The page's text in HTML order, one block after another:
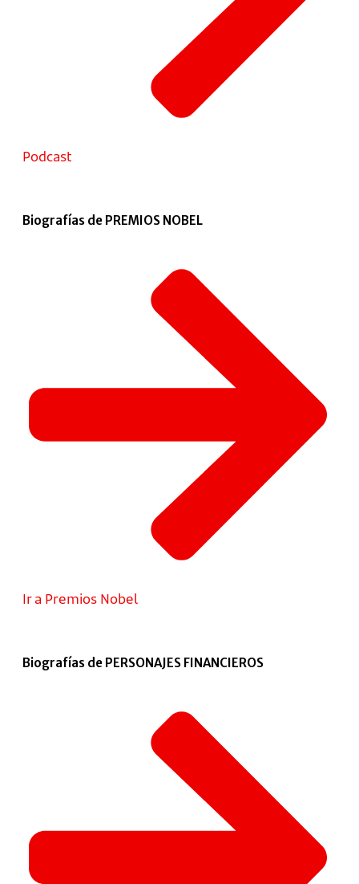
Podcast
Biografías de PREMIOS NOBEL
Ir a Premios Nobel
Biografías de PERSONAJES FINANCIEROS